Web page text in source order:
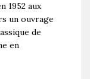
1952 aux
un ouvrage
de
en